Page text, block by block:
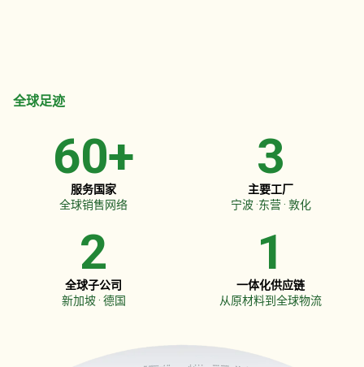
全球足迹
60+
服务国家
全球销售网络
3
主要工厂
宁波 ·东营 · 敦化
2
全球子公司
新加坡 · 德国
1
一体化供应链
从原材料到全球物流